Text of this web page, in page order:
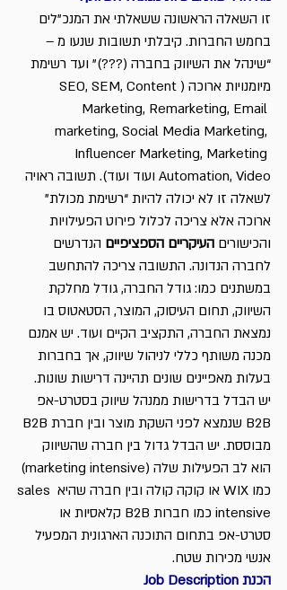
זו השאלה הראשונה ששאלתי את המנכ”לים
בחמש החברות. קיבלתי תשובות שנעו מ –
“שינהל את השיווק בחברה (???)” ועד רשימת
מיומנויות ארוכה (SEO, SEM, Content
Marketing, Remarketing, Email
marketing, Social Media Marketing,
Influencer Marketing, Marketing
Automation, Video ועוד ועוד). תשובה ראויה
לשאלה זו לא יכולה להיות “רשימת מכולת”
ארוכה אלא צריכה לכלול פירוט הפעילויות
והכישורים העיקריים הספציפיים הנדרשים
לחברה הנדונה. התשובה צריכה להתחשב
במשתנים כמו: גודל החברה, גודל מחלקת
השיווק, תחום העיסוק, המוצר, הסטאטוס בו
נמצאת החברה, התקציב הקיים ועוד. יש אמנם
מכנה משותף כללי לניהול שיווק, אך בחברות
בעלות מאפיינים שונים תהיינה דרישות שונות.
יש הבדל בדרישות ממנהל שיווק בסטרט-אפ
מבוססת. יש הבדל גדול בין חברה שהשיווק
הוא לב הפעילות שלה (marketing intensive)
כמו WIX או קוקה קולה ובין חברה שהיא sales
intensive כמו חברות B2B קלאסיות או
סטרט-אפ בתחום התוכנה הארגונית המפעיל
אנשי מכירות שטח.
הכנת Job Description